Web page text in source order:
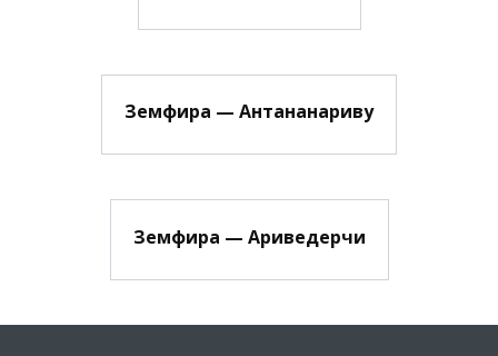
Земфира — Антананариву
Земфира — Ариведерчи